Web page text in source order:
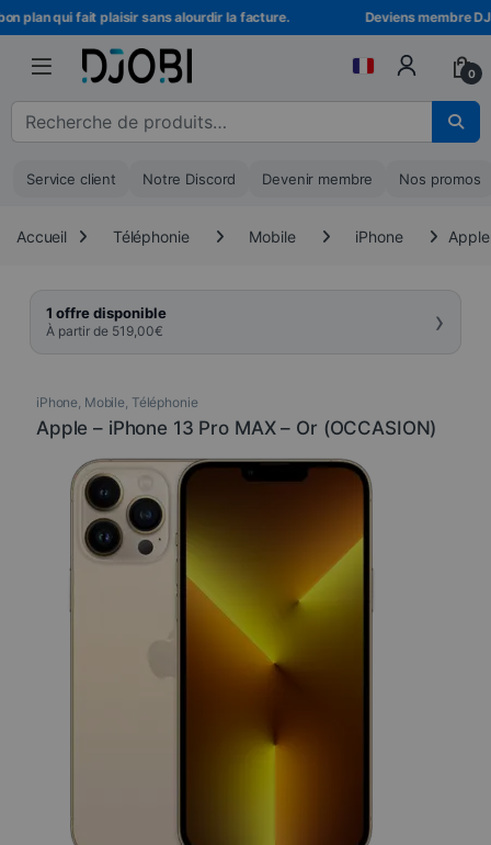
Skip to navigation
Skip to content
plan qui fait plaisir sans alourdir la facture. Deviens membre
0
Recherche pour :
Service client Notre Discord Devenir membre Nos promos
Accueil Téléphonie Mobile iPhone
1 offre disponible
À partir de 519,00€ ›
iPhone, Mobile, Téléphonie
Apple – iPhone 13 Pro MAX – Or (OCCASION)